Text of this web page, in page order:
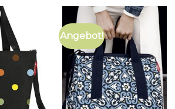
Angebot!